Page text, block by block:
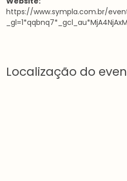
https://www.sympla.com.br/
Localização do